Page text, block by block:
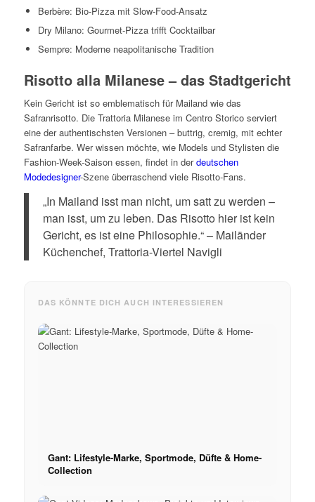
Berbère: Bio-Pizza mit Slow-Food-Ansatz
Dry Milano: Gourmet-Pizza trifft Cocktailbar
Sempre: Moderne neapolitanische Tradition
Risotto alla Milanese – das Stadtgericht
Kein Gericht ist so emblematisch für Mailand wie das
Safranrisotto. Die Trattoria Milanese im Centro Storico serviert
eine der authentischsten Versionen – buttrig, cremig, mit echter
Safranfarbe. Wer wissen möchte, wie Models und Stylisten die
Fashion-Week-Saison essen, findet in derdeutschen
Modedesigner-Szene überraschend viele Risotto-Fans.
„In Mailand isst man nicht, um satt zu werden –
man isst, um zu leben. Das Risotto hier ist kein
Gericht, es ist eine Philosophie.“ – Mailänder
Küchenchef, Trattoria-Viertel Navigli
DAS KÖNNTE DICH AUCH INTERESSIEREN
Gant: Lifestyle-Marke, Sportmode, Düfte & Home-
Collection